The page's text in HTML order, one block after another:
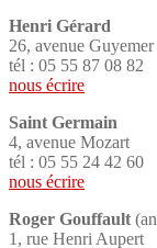
Henri Gérard
26, avenue Guyemer
tél : 05 55 87 08 82
nous écrire
Saint Germain
4, avenue Mozart
tél : 05 55 24 42 60
nous écrire
Roger Gouffault
1, rue Henri Aupert